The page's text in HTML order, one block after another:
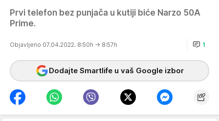
Prvi telefon bez punjača u kutiji biće Narzo 50A
Prime.
Objavljeno 07.04.2022. 8:50h → 8:57h 1
Dodajte Smartlife u vaš Google izbor